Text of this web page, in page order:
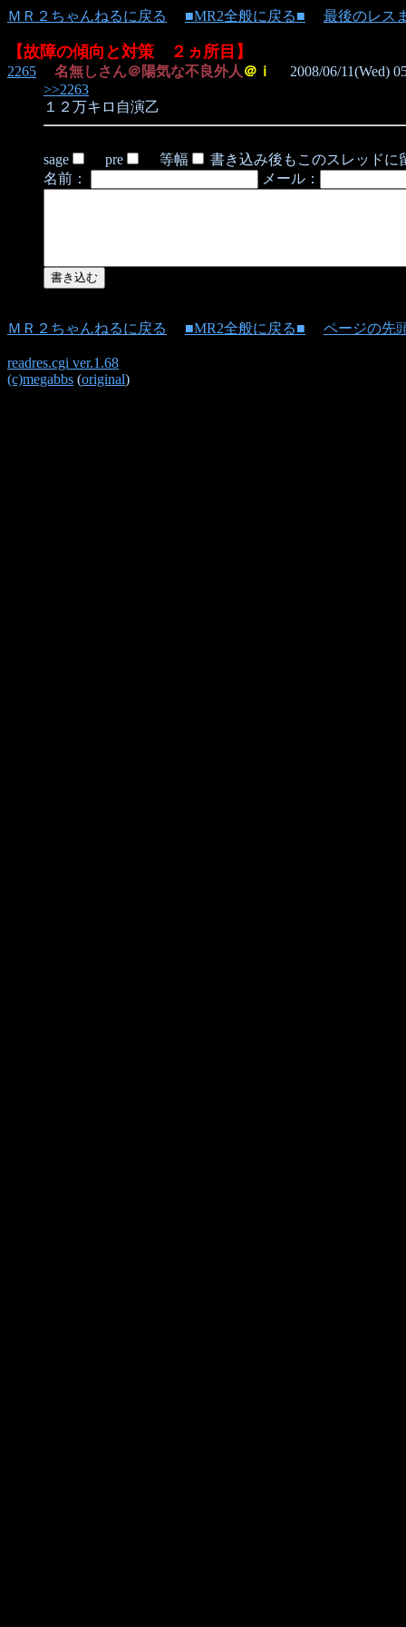
ＭＲ２ちゃんねるに戻る ■MR2全般に戻る■ 最後のレス
【故障の傾向と対策 ２ヵ所目】
2265 名無しさん＠陽気な不良外人 ＠ｉ
2008/06/11(Wed)
>>2263
１２万キロ自演乙
sage pre 等幅
書き込み後もこのスレッドに
名前：
メール：
ＭＲ２ちゃんねるに戻る ■MR2全般に戻る■ ページの先
readres.cgi ver.1.68
(c)megabbs (original)